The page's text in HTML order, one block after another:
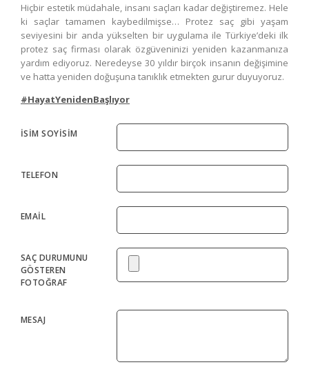
Hiçbir estetik müdahale, insanı saçları kadar değiştiremez. Hele
ki saçlar tamamen kaybedilmişse… Protez saç gibi yaşam
seviyesini bir anda yükselten bir uygulama ile Türkiye’deki ilk
protez saç firması olarak özgüveninizi yeniden kazanmanıza
yardım ediyoruz. Neredeyse 30 yıldır birçok insanın değişimine
ve hatta yeniden doğuşuna tanıklık etmekten gurur duyuyoruz.
#HayatYenidenBaşlıyor
İSİM SOYİSİM
TELEFON
EMAİL
SAÇ DURUMUNU
GÖSTEREN
FOTOĞRAF
MESAJ